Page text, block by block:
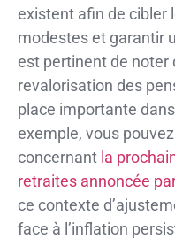
existent afin de cibler
modestes et garantir
est pertinent de noter
revalorisation des
place importante
exemple, vous
concernant la
retraites annoncée
ce contexte
face à l’inflation